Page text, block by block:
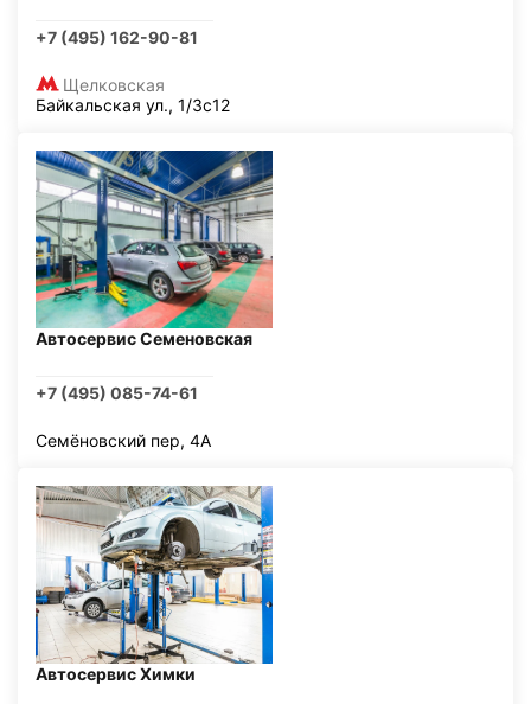
+7 (495) 162-90-81
Щелковская
Байкальская ул., 1/3с12
Автосервис Семеновская
+7 (495) 085-74-61
Семёновский пер, 4А
Автосервис Химки